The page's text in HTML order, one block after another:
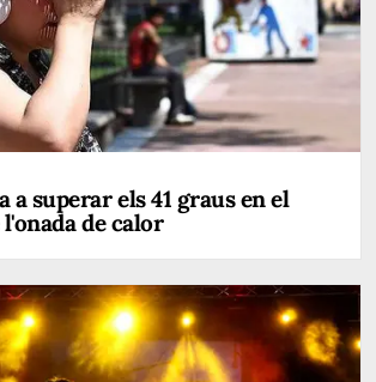
a superar els 41 graus en el
de calor